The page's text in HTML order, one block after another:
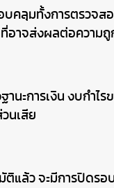
คลุมทั้งการตรวจส
อาจส่งผลต่อความถู
ะการเงิน งบกำไ
นเสีย
แล้ว จะมีการปิดร